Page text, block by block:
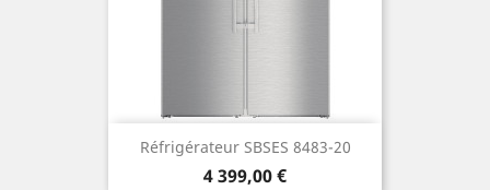
Réfrigérateur SBSES 8483-20
Prix
4 399,00 €